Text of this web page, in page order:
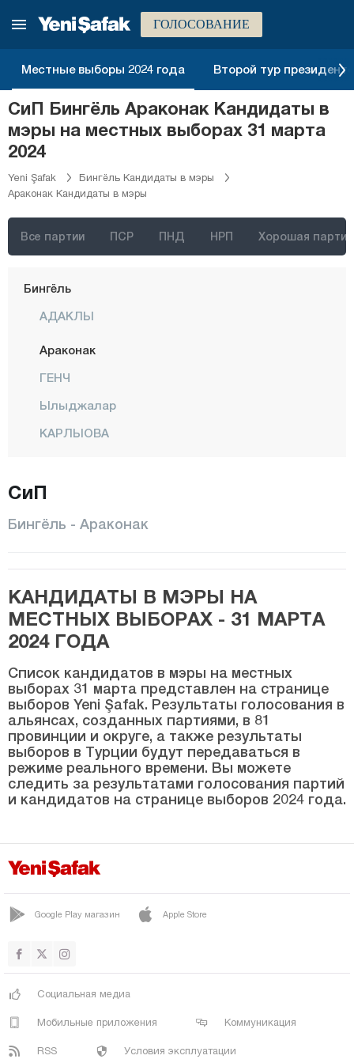
ГОЛОСОВАНИЕ
Местные выборы 2024 года Второй тур
СиП Бингёль Араконак Кандидаты в
мэры на местных выборах 31 марта
2024
Yeni Şafak
Бингёль Кандидаты в мэры
Араконак Кандидаты в мэры
Все партии ПСР ПНД НРП Хорошая партия
Анталия
Артвин
Айдын
Балыкесир
Бартын
Батман
Биледжик
Бингёль
АДАКЛЫ
Араконак
ГЕНЧ
Ылыджалар
КАРЛЫОВА
Центр
Санджак
ЯЙЛАДЕРЕ
ЕДИСУ
Битлис
Бурдур
Бурса
Чанаккале
Чанкыры
Чорум
Диярбакыр
Дюздже
Эрзинджан
СиП
Бингёль - Араконак
КАНДИДАТЫ В МЭРЫ НА
МЕСТНЫХ ВЫБОРАХ - 31 МАРТА
2024 ГОДА
Список кандидатов в мэры на местных
выборах 31 марта представлен на странице
выборов Yeni Şafak. Результаты голосования в
альянсах, созданных партиями, в 81
провинции и округе, а также результаты
выборов в Турции будут передаваться в
режиме реального времени. Вы можете
следить за результатами голосования партий
и кандидатов на странице выборов 2024 года.
Google Play магазин Apple Store
Социальная медиа
Мобильные приложения Коммуникация
RSS Условия эксплуатации